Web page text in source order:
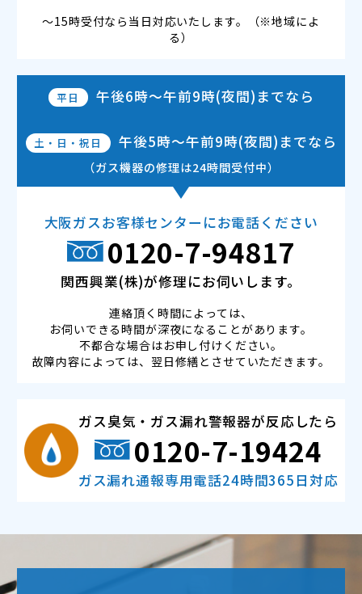
～15時受付なら当日対応いたします。（※地域によ
る）
平日 午後6時～午前9時(夜間) までなら
土・日・祝日 午後5時～午前9時(夜間) までなら
（ガス機器の修理は24時間受付中）
大阪ガスお客様センターにお電話ください
0120-7-94817
関西興業(株)が修理にお伺いします。
連絡頂く時間によっては、
お伺いできる時間が深夜になることがあります。
不都合な場合はお申し付けください。
故障内容によっては、翌日修繕とさせていただきます。
ガス臭気・ガス漏れ警報器が反応したら
0120-7-19424
ガス漏れ通報専用電話24時間365日対応